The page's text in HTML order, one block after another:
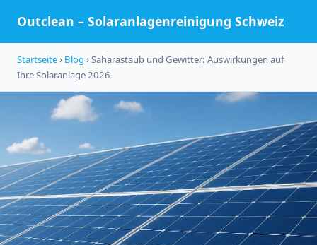
Outclean – Solaranlagenreinigung Schweiz
Startseite› Blog › Saharastaub und Gewitter: Auswirkungen auf
Ihre Solaranlage 2026